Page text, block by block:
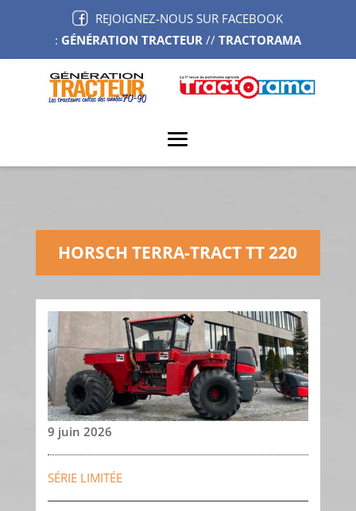
REJOIGNEZ-NOUS SUR FACEBOOK
: GÉNÉRATION TRACTEUR// TRACTORAMA
HORSCH TERRA-TRACT TT 220
9 juin 2026
SÉRIE LIMITÉE